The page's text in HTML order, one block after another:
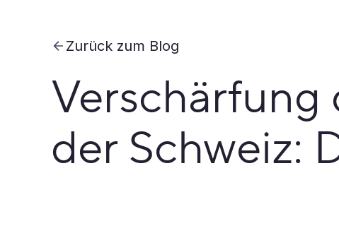
Zurück zum Blog
Verschärfung
der Schweiz: